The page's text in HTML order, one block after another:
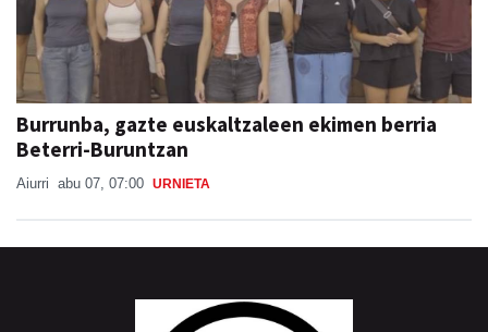
Burrunba, gazte euskaltzaleen ekimen berria
Beterri-Buruntzan
Aiurri abu 07, 07:00 URNIETA